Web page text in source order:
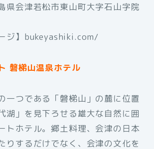
県会津若松市東山町大字石山字院
ジ】bukeyashiki.com/
磐梯山温泉ホテル
一つである「磐梯山」の麓に位置
湖」を見下ろせる雄大な自然に囲
トホテル。郷土料理、会津の日本
りするだけでなく、会津の文化を